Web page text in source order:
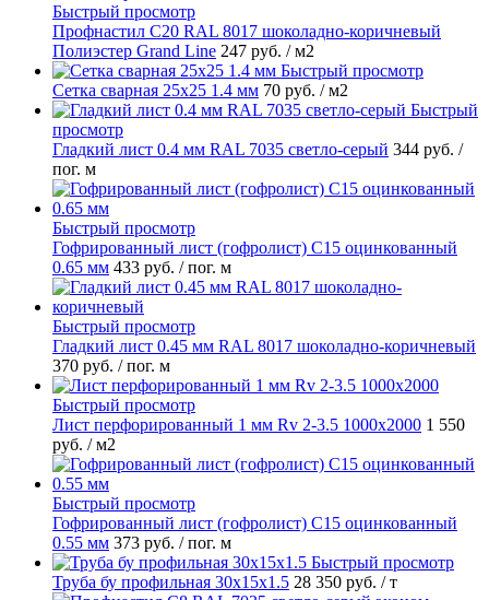
Быстрый просмотр
Профнастил С20 RAL 8017 шоколадно-коричневый
Полиэстер Grand Line 247 руб. / м2
Быстрый просмотр
Сетка сварная 25х25 1.4 мм 70 руб. / м2
Быстрый
просмотр
Гладкий лист 0.4 мм RAL 7035 светло-серый 344 руб. /
пог. м
Быстрый просмотр
Гофрированный лист (гофролист) С15 оцинкованный
0.65 мм 433 руб. / пог. м
Быстрый просмотр
Гладкий лист 0.45 мм RAL 8017 шоколадно-коричневый
370 руб. / пог. м
Быстрый просмотр
Лист перфорированный 1 мм Rv 2-3.5 1000х2000 1 550
руб. / м2
Быстрый просмотр
Гофрированный лист (гофролист) С15 оцинкованный
0.55 мм 373 руб. / пог. м
Быстрый просмотр
Труба бу профильная 30х15х1.5 28 350 руб. / т